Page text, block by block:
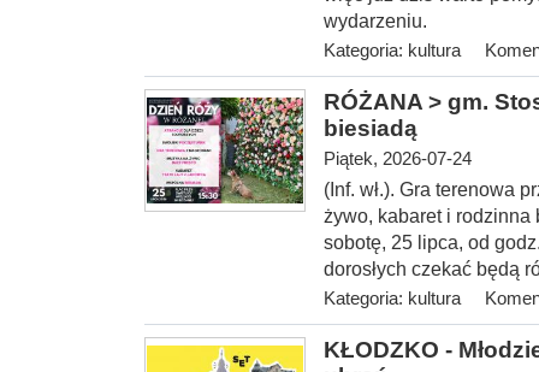
wydarzeniu.
Kategoria: kultura
RÓŻANA > gm.
biesiadą
Piątek, 2026-07-24
(Inf. wł.). Gra terenowa
żywo, kabaret i
sobotę, 25 lipca, od
dorosłych czekać będą
Kategoria: kultura
KŁODZKO -